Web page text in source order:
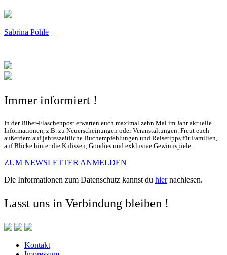
Sabrina Pohle
Immer informiert !
In der Biber-Flaschenpost erwarten euch maximal zehn Mal im Jahr aktuelle
Informationen, z.B. zu Neuerscheinungen oder Veranstaltungen. Freut euch
außerdem auf jahreszeitliche Buchempfehlungen und Reisetipps für Familien,
auf Blicke hinter die Kulissen, Goodies und exklusive Gewinnspiele.
ZUM NEWSLETTER ANMELDEN
Die Informationen zum Datenschutz kannst du hiernachlesen.
Lasst uns in Verbindung bleiben !
Kontakt